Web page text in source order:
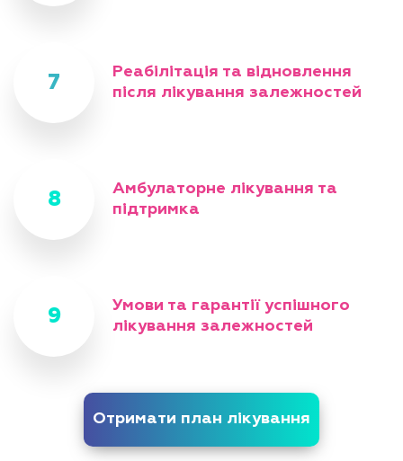
Реабілітація та відновлення
після лікування залежностей
Амбулаторне лікування та
підтримка
Умови та гарантії успішного
лікування залежностей
Отримати план лікування